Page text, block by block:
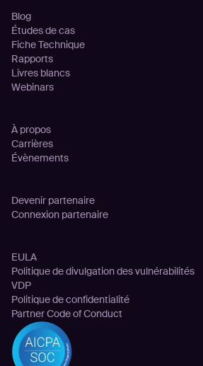
Blog
Études de cas
Fiche Technique
Rapports
Livres blancs
Webinars
À propos
Carrières
Évènements
Devenir partenaire
Connexion partenaire
EULA
Politique de divulgation des vulnérabilités
VDP
Politique de confidentialité
Partner Code of Conduct